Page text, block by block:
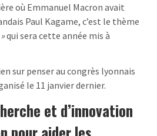
où Emmanuel Macron avait
Paul Kagame, c’est le thème
qui sera cette année mis à
sur penser au congrès lyonnais
le 11 janvier dernier.
et d’innovation